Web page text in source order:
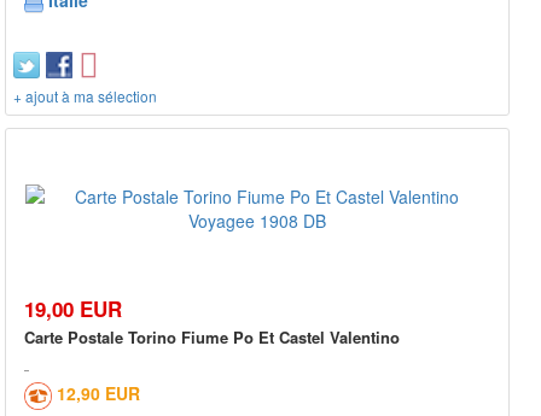
+ ajout à ma sélection
19,00 EUR
Carte Postale Torino Fiume Po Et Castel Valentino
12,90 EUR